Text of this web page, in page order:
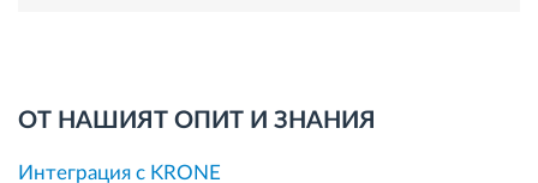
ОТ НАШИЯТ ОПИТ И ЗНАНИЯ
Интеграция с KRONE